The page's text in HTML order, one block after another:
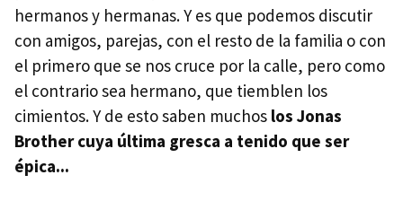
hermanos y hermanas. Y es que podemos discutir
con amigos, parejas, con el resto de la familia o con
el primero que se nos cruce por la calle, pero como
el contrario sea hermano, que tiemblen los
cimientos. Y de esto saben muchos los Jonas
Brother cuya última gresca a tenido que ser
épica...